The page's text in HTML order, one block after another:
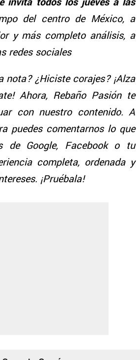
del centro de México, a
y más completo análisis, a
redes sociales
nota? ¿Hiciste corajes? ¡Alza
Ahora, Rebaño Pasión te
con nuestro contenido. A
puedes comentarnos lo que
de Google, Facebook o tu
completa, ordenada y
¡Pruébala!